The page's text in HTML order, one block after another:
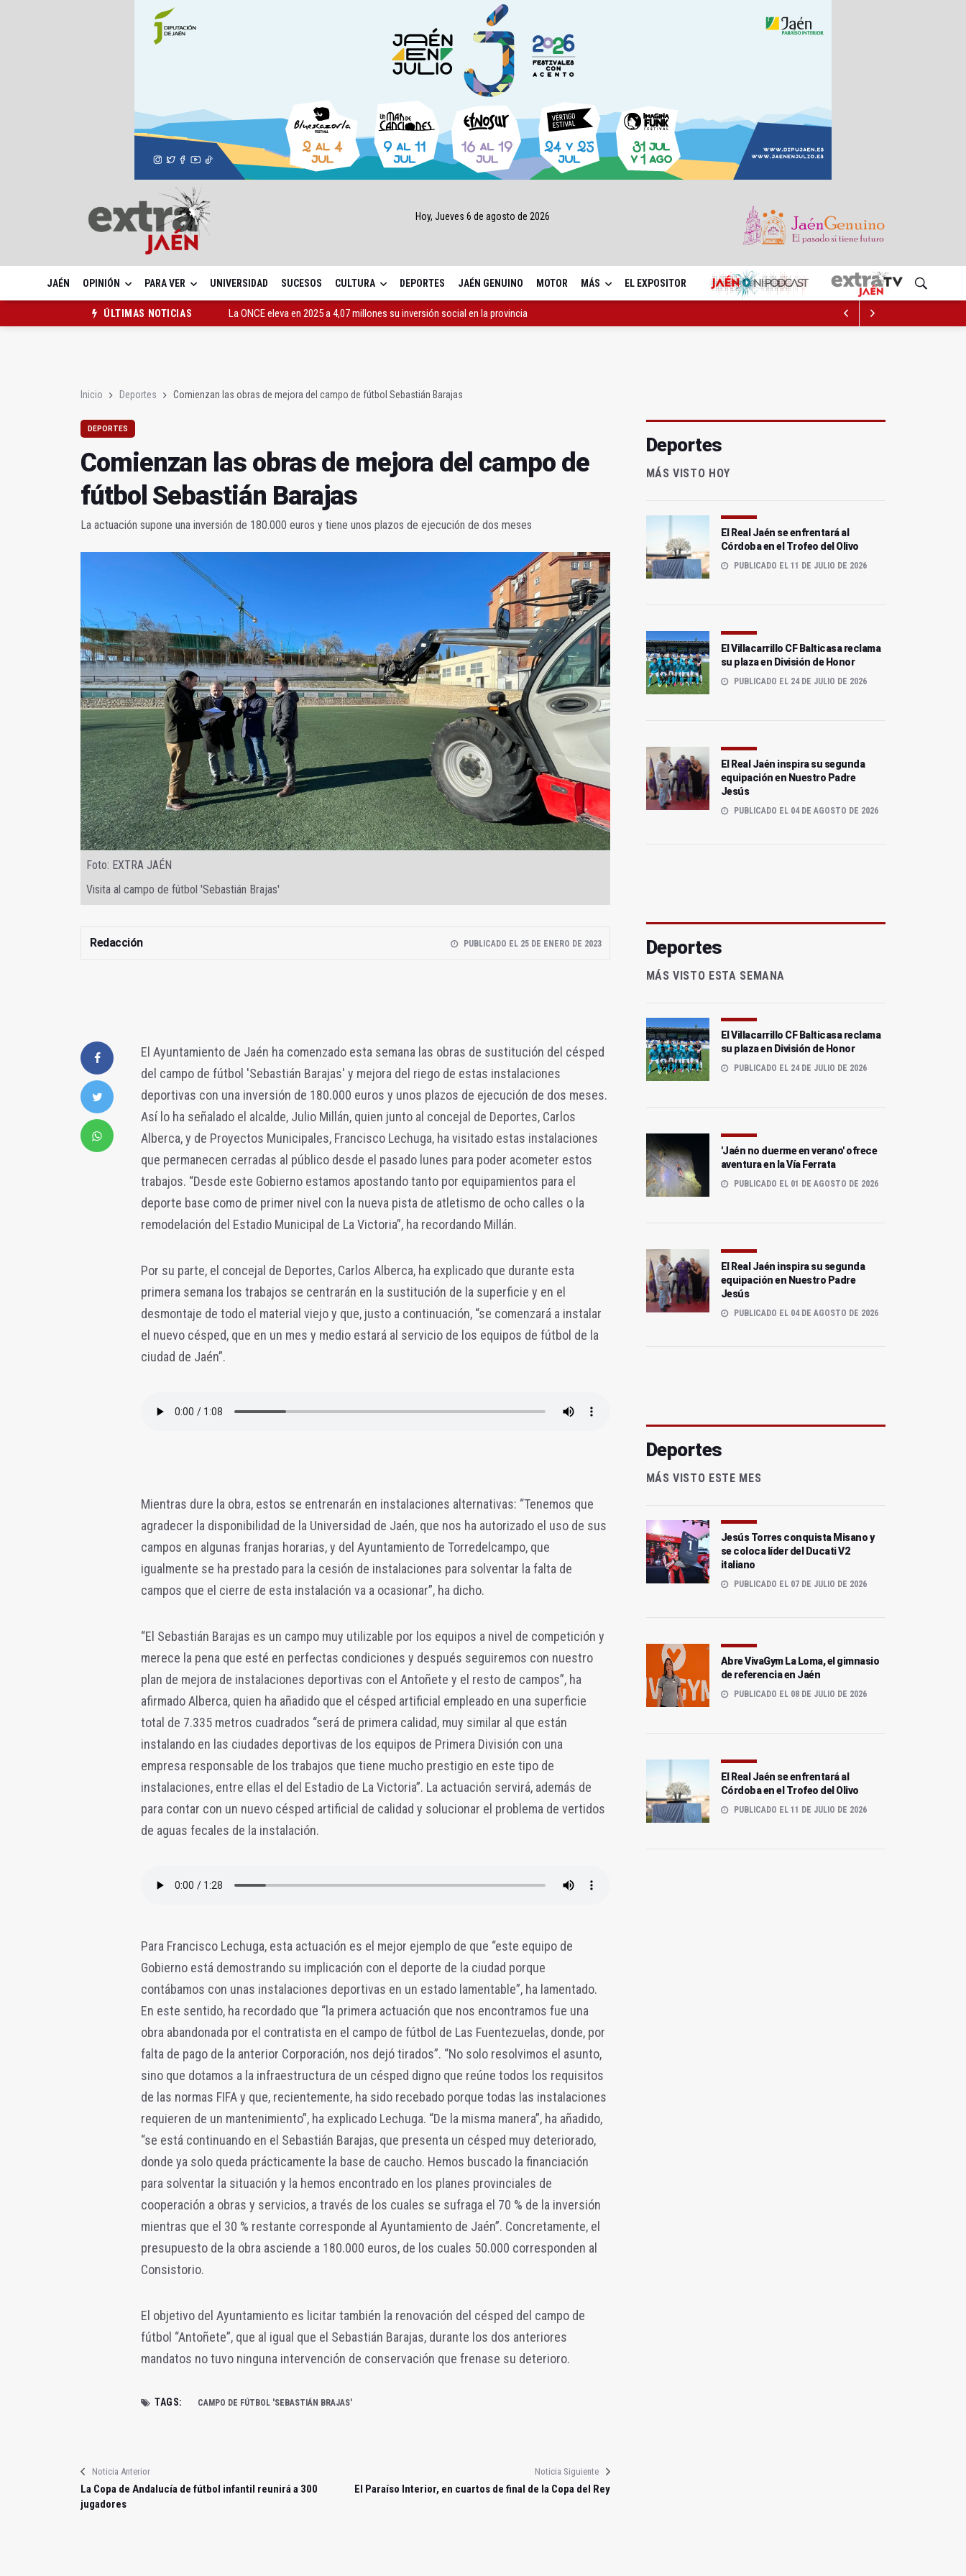
Hoy, Jueves 6 de agosto de 2026
JAÉN OPINIÓN PARA VER UNIVERSIDAD SUCESOS CULTURA DEPORTES JAÉN GENUINO MOTOR MÁS EL EXPOSITOR
ÚLTIMAS NOTICIAS
Diputación, segundo patrocinador del Real Jaén en categoría bronce
Inicio Deportes Comienzan las obras de mejora del campo de fútbol Sebastián Barajas
DEPORTES
Comienzan las obras de mejora del campo de
fútbol Sebastián Barajas
La actuación supone una inversión de 180.000 euros y tiene unos plazos de ejecución de dos meses
Foto: EXTRA JAÉN
Visita al campo de fútbol 'Sebastián Brajas'
Redacción PUBLICADO EL 25 DE ENERO DE 2023
El Ayuntamiento de Jaén ha comenzado esta semana las obras de sustitución del césped
del campo de fútbol 'Sebastián Barajas' y mejora del riego de estas instalaciones
deportivas con una inversión de 180.000 euros y unos plazos de ejecución de dos meses.
Así lo ha señalado el alcalde, Julio Millán, quien junto al concejal de Deportes, Carlos
Alberca, y de Proyectos Municipales, Francisco Lechuga, ha visitado estas instalaciones
que permanecen cerradas al público desde el pasado lunes para poder acometer estos
trabajos. “Desde este Gobierno estamos apostando tanto por equipamientos para el
deporte base como de primer nivel con la nueva pista de atletismo de ocho calles o la
remodelación del Estadio Municipal de La Victoria”, ha recordando Millán.
Por su parte, el concejal de Deportes, Carlos Alberca, ha explicado que durante esta
primera semana los trabajos se centrarán en la sustitución de la superficie y en el
desmontaje de todo el material viejo y que, justo a continuación, “se comenzará a instalar
el nuevo césped, que en un mes y medio estará al servicio de los equipos de fútbol de la
ciudad de Jaén”.
Mientras dure la obra, estos se entrenarán en instalaciones alternativas: “Tenemos que
agradecer la disponibilidad de la Universidad de Jaén, que nos ha autorizado el uso de sus
campos en algunas franjas horarias, y del Ayuntamiento de Torredelcampo, que
igualmente se ha prestado para la cesión de instalaciones para solventar la falta de
campos que el cierre de esta instalación va a ocasionar”, ha dicho.
“El Sebastián Barajas es un campo muy utilizable por los equipos a nivel de competición y
merece la pena que esté en perfectas condiciones y después seguiremos con nuestro
plan de mejora de instalaciones deportivas con el Antoñete y el resto de campos”, ha
afirmado Alberca, quien ha añadido que el césped artificial empleado en una superficie
total de 7.335 metros cuadrados “será de primera calidad, muy similar al que están
instalando en las ciudades deportivas de los equipos de Primera División con una
empresa responsable de los trabajos que tiene mucho prestigio en este tipo de
instalaciones, entre ellas el del Estadio de La Victoria”. La actuación servirá, además de
para contar con un nuevo césped artificial de calidad y solucionar el problema de vertidos
de aguas fecales de la instalación.
Para Francisco Lechuga, esta actuación es el mejor ejemplo de que “este equipo de
Gobierno está demostrando su implicación con el deporte de la ciudad porque
contábamos con unas instalaciones deportivas en un estado lamentable”, ha lamentado.
En este sentido, ha recordado que “la primera actuación que nos encontramos fue una
obra abandonada por el contratista en el campo de fútbol de Las Fuentezuelas, donde, por
falta de pago de la anterior Corporación, nos dejó tirados”. “No solo resolvimos el asunto,
sino que dotamos a la infraestructura de un césped digno que reúne todos los requisitos
de las normas FIFA y que, recientemente, ha sido recebado porque todas las instalaciones
requieren de un mantenimiento”, ha explicado Lechuga. “De la misma manera”, ha añadido,
“se está continuando en el Sebastián Barajas, que presenta un césped muy deteriorado,
donde ya solo queda prácticamente la base de caucho. Hemos buscado la financiación
para solventar la situación y la hemos encontrado en los planes provinciales de
cooperación a obras y servicios, a través de los cuales se sufraga el 70 % de la inversión
mientras que el 30 % restante corresponde al Ayuntamiento de Jaén”. Concretamente, el
presupuesto de la obra asciende a 180.000 euros, de los cuales 50.000 corresponden al
Consistorio.
El objetivo del Ayuntamiento es licitar también la renovación del césped del campo de
fútbol “Antoñete”, que al igual que el Sebastián Barajas, durante los dos anteriores
mandatos no tuvo ninguna intervención de conservación que frenase su deterioro.
TAGS: CAMPO DE FÚTBOL 'SEBASTIÁN BRAJAS'
Noticia Anterior
La Copa de Andalucía de fútbol infantil reunirá a 300
jugadores
Noticia Siguiente
El Paraíso Interior, en cuartos de final de la Copa del Rey
Deportes
MÁS VISTO HOY
El Real Jaén se enfrentará al
Córdoba en el Trofeo del Olivo
PUBLICADO EL 11 DE JULIO DE 2026
El Villacarrillo CF Balticasa reclama
su plaza en División de Honor
PUBLICADO EL 24 DE JULIO DE 2026
El Real Jaén inspira su segunda
equipación en Nuestro Padre
Jesús
PUBLICADO EL 04 DE AGOSTO DE 2026
Deportes
MÁS VISTO ESTA SEMANA
El Villacarrillo CF Balticasa reclama
su plaza en División de Honor
PUBLICADO EL 24 DE JULIO DE 2026
'Jaén no duerme en verano' ofrece
aventura en la Vía Ferrata
PUBLICADO EL 01 DE AGOSTO DE 2026
El Real Jaén inspira su segunda
equipación en Nuestro Padre
Jesús
PUBLICADO EL 04 DE AGOSTO DE 2026
Deportes
MÁS VISTO ESTE MES
Jesús Torres conquista Misano y
se coloca líder del Ducati V2
italiano
PUBLICADO EL 07 DE JULIO DE 2026
Abre VivaGym La Loma, el gimnasio
de referencia en Jaén
PUBLICADO EL 08 DE JULIO DE 2026
El Real Jaén se enfrentará al
Córdoba en el Trofeo del Olivo
PUBLICADO EL 11 DE JULIO DE 2026